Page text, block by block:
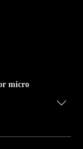
micro